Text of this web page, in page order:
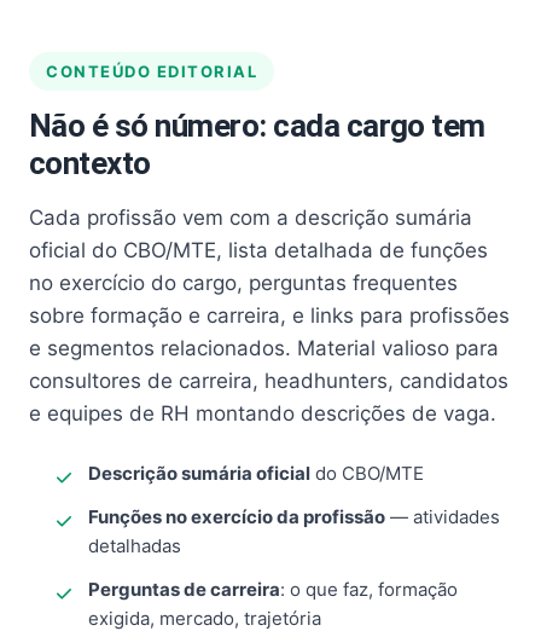
CONTEÚDO EDITORIAL
Não é só número: cada cargo tem
contexto
Cada profissão vem com a descrição sumária
oficial do CBO/MTE, lista detalhada de funções
no exercício do cargo, perguntas frequentes
sobre formação e carreira, e links para profissões
e segmentos relacionados. Material valioso para
consultores de carreira, headhunters, candidatos
e equipes de RH montando descrições de vaga.
Descrição sumária oficial do CBO/MTE
Funções no exercício da profissão — atividades
detalhadas
Perguntas de carreira: o que faz, formação
exigida, mercado, trajetória